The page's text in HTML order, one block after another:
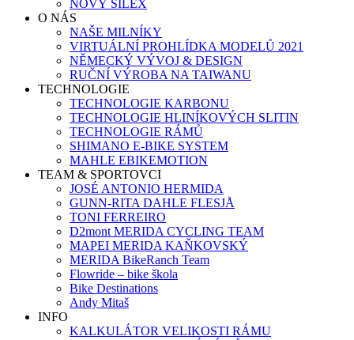
NOVÝ SILEX
O NÁS
NAŠE MILNÍKY
VIRTUÁLNÍ PROHLÍDKA MODELŮ 2021
NĚMECKÝ VÝVOJ & DESIGN
RUČNÍ VÝROBA NA TAIWANU
TECHNOLOGIE
TECHNOLOGIE KARBONU
TECHNOLOGIE HLINÍKOVÝCH SLITIN
TECHNOLOGIE RÁMŮ
SHIMANO E-BIKE SYSTEM
MAHLE EBIKEMOTION
TEAM & SPORTOVCI
JOSÉ ANTONIO HERMIDA
GUNN-RITA DAHLE FLESJÅ
TONI FERREIRO
D2mont MERIDA CYCLING TEAM
MAPEI MERIDA KAŇKOVSKÝ
MERIDA BikeRanch Team
Flowride – bike škola
Bike Destinations
Andy Mitaš
INFO
KALKULÁTOR VELIKOSTI RÁMU